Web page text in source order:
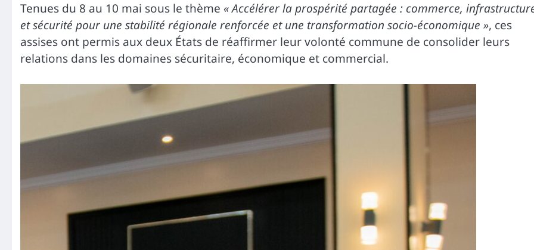
Tenues du 8 au 10 mai sous le thème « Accélérer la prospérité partagée : commerce,
et sécurité pour une stabilité régionale renforcée et une transformation socio-économique », ces
assises ont permis aux deux États de réaffirmer leur volonté commune de consolider leurs
relations dans les domaines sécuritaire, économique et commercial.